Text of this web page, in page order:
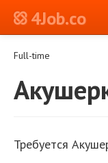
4Job.co
Full-time
Требуется